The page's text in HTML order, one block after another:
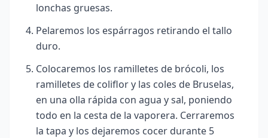
lonchas gruesas.
Pelaremos los espárragos retirando el tallo
duro.
Colocaremos los ramilletes de brócoli, los
ramilletes de coliflor y las coles de Bruselas,
en una olla rápida con agua y sal, poniendo
todo en la cesta de la vaporera. Cerraremos
la tapa y los dejaremos cocer durante 5